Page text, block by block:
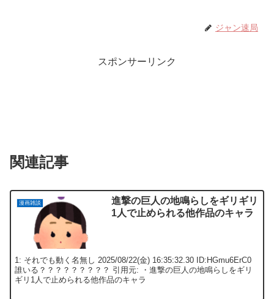
ジャン速局
スポンサーリンク
関連記事
漫画雑談
進撃の巨人の地鳴らしをギリギリ
1人で止められる他作品のキャラ
1: それでも動く名無し 2025/08/22(金) 16:35:32.30 ID:HGmu6ErC0
誰いる？？？？？？？？？ 引用元: ・進撃の巨人の地鳴らしをギリ
ギリ1人で止められる他作品のキャラ